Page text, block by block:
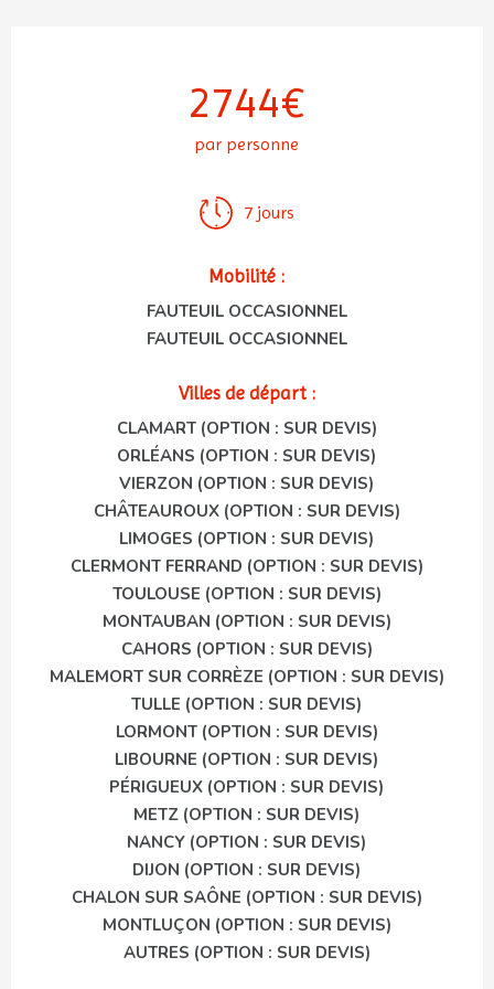
2744€
par personne
7 jours
Mobilité :
FAUTEUIL OCCASIONNEL
FAUTEUIL OCCASIONNEL
Villes de départ :
CLAMART (OPTION : SUR DEVIS)
ORLÉANS (OPTION : SUR DEVIS)
VIERZON (OPTION : SUR DEVIS)
CHÂTEAUROUX (OPTION : SUR DEVIS)
LIMOGES (OPTION : SUR DEVIS)
CLERMONT FERRAND (OPTION : SUR DEVIS)
TOULOUSE (OPTION : SUR DEVIS)
MONTAUBAN (OPTION : SUR DEVIS)
CAHORS (OPTION : SUR DEVIS)
MALEMORT SUR CORRÈZE (OPTION : SUR DEVIS)
TULLE (OPTION : SUR DEVIS)
LORMONT (OPTION : SUR DEVIS)
LIBOURNE (OPTION : SUR DEVIS)
PÉRIGUEUX (OPTION : SUR DEVIS)
METZ (OPTION : SUR DEVIS)
NANCY (OPTION : SUR DEVIS)
DIJON (OPTION : SUR DEVIS)
CHALON SUR SAÔNE (OPTION : SUR DEVIS)
MONTLUÇON (OPTION : SUR DEVIS)
AUTRES (OPTION : SUR DEVIS)